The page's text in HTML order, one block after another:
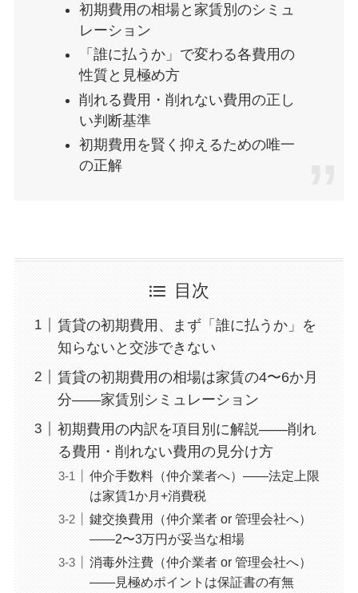
初期費用の相場と家賃別のシミュ
レーション
「誰に払うか」で変わる各費用の
性質と見極め方
削れる費用・削れない費用の正し
い判断基準
初期費用を賢く抑えるための唯一
の正解
目次
賃貸の初期費用、まず「誰に払うか」を
知らないと交渉できない
賃貸の初期費用の相場は家賃の4〜6か月
分——家賃別シミュレーション
初期費用の内訳を項目別に解説——削れ
る費用・削れない費用の見分け方
仲介手数料（仲介業者へ）——法定上限
は家賃1か月+消費税
鍵交換費用（仲介業者 or 管理会社へ）
——2〜3万円が妥当な相場
消毒外注費（仲介業者 or 管理会社へ）
——見極めポイントは保証書の有無